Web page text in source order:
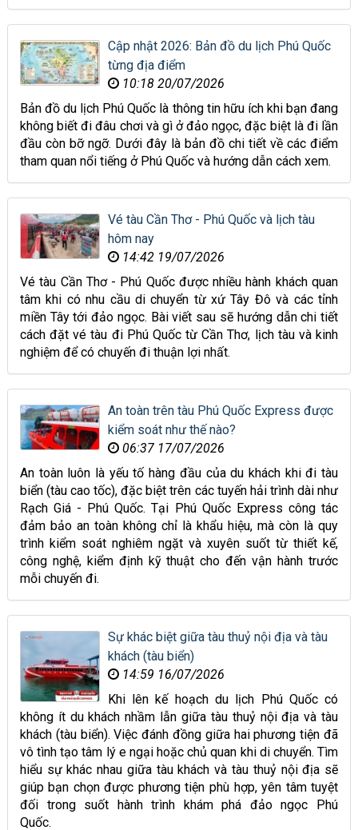
Cập nhật 2026: Bản đồ du lịch Phú Quốc
từng địa điểm
10:18 20/07/2026
Bản đồ du lịch Phú Quốc là thông tin hữu ích khi bạn đang
không biết đi đâu chơi và gì ở đảo ngọc, đặc biệt là đi lần
đầu còn bỡ ngỡ. Dưới đây là bản đồ chi tiết về các điểm
tham quan nổi tiếng ở Phú Quốc và hướng dẫn cách xem.
Vé tàu Cần Thơ - Phú Quốc và lịch tàu
hôm nay
14:42 19/07/2026
Vé tàu Cần Thơ - Phú Quốc được nhiều hành khách quan
tâm khi có nhu cầu di chuyển từ xứ Tây Đô và các tỉnh
miền Tây tới đảo ngọc. Bài viết sau sẽ hướng dẫn chi tiết
cách đặt vé tàu đi Phú Quốc từ Cần Thơ, lịch tàu và kinh
nghiệm để có chuyến đi thuận lợi nhất.
An toàn trên tàu Phú Quốc Express được
kiểm soát như thế nào?
06:37 17/07/2026
An toàn luôn là yếu tố hàng đầu của du khách khi đi tàu
biển (tàu cao tốc), đặc biệt trên các tuyến hải trình dài như
Rạch Giá - Phú Quốc. Tại Phú Quốc Express công tác
đảm bảo an toàn không chỉ là khẩu hiệu, mà còn là quy
trình kiểm soát nghiêm ngặt và xuyên suốt từ thiết kế,
công nghệ, kiểm định kỹ thuật cho đến vận hành trước
mỗi chuyến đi.
Sự khác biệt giữa tàu thuỷ nội địa và tàu
khách (tàu biển)
14:59 16/07/2026
Khi lên kế hoạch du lịch Phú Quốc có
không ít du khách nhầm lẫn giữa tàu thuỷ nội địa và tàu
khách (tàu biển). Việc đánh đồng giữa hai phương tiện đã
vô tình tạo tâm lý e ngại hoặc chủ quan khi di chuyển. Tìm
hiểu sự khác nhau giữa tàu khách và tàu thuỷ nội địa sẽ
giúp bạn chọn được phương tiện phù hợp, yên tâm tuyệt
đối trong suốt hành trình khám phá đảo ngọc Phú
Quốc.